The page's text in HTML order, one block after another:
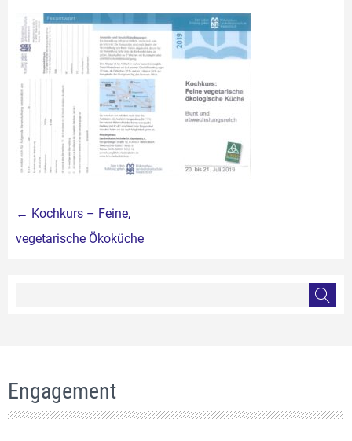
Beitragsnavigation
← Kochkurs – Feine,
vegetarische Ökoküche
Engagement